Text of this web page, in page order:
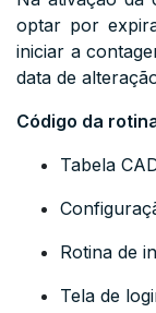
optar por
iniciar a
data de
Código da
Tabela
Rotina de
Tela de